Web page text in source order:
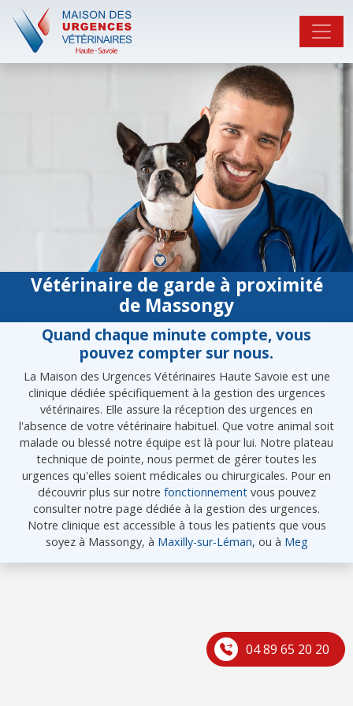
04 89 65 20 20
Vétérinaire de garde à proximité
de Massongy
Quand chaque minute compte, vous
pouvez compter sur nous.
La Maison des Urgences Vétérinaires Haute Savoie est une
clinique dédiée spécifiquement à la gestion des urgences
vétérinaires. Elle assure la réception des urgences en
l'absence de votre vétérinaire habituel. Que votre animal soit
malade ou blessé notre équipe est là pour lui. Notre plateau
technique de pointe, nous permet de gérer toutes les
urgences qu'elles soient médicales ou chirurgicales. Pour en
découvrir plus sur notre fonctionnementvous pouvez
consulter notre page dédiée à la gestion des urgences.
Notre clinique est accessible à tous les patients que vous
soyez à Massongy, à Maxilly-sur-Léman, ou à Meg